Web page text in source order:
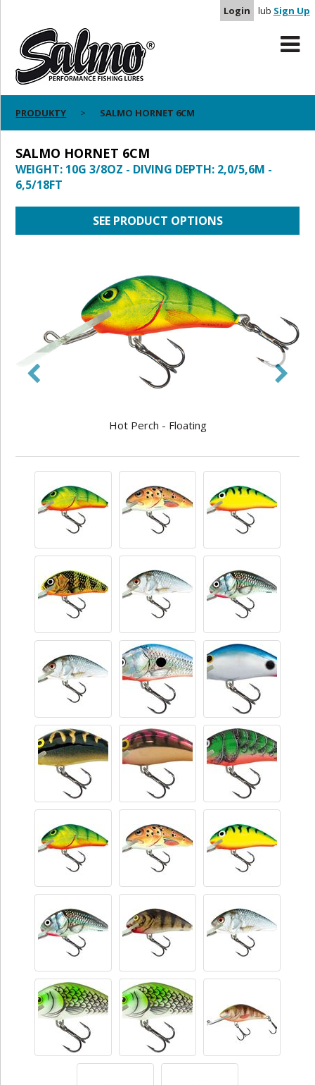
Login lub Sign Up
PRODUKTY SALMO HORNET 6CM
SALMO HORNET 6CM
WEIGHT: 10G 3/8OZ - DIVING DEPTH: 2,0/5,6M -
6,5/18FT
SEE PRODUCT OPTIONS
Hot Perch - Floating